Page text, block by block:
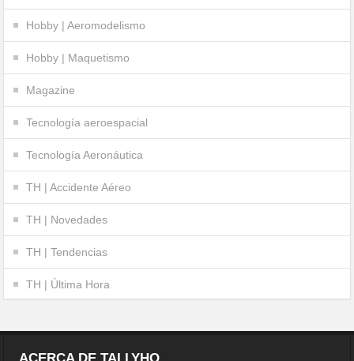
Hobby | Aeromodelismo
Hobby | Maquetismo
Magazine
Tecnología aeroespacial
Tecnología Aeronáutica
TH | Accidente Aéreo
TH | Novedades
TH | Tendencias
TH | Última Hora
ACERCA DE TALLYHO